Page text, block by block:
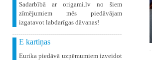
Sadarbībā ar origami.lv no šiem
zīmējumiem mēs piedāvājam
izgatavot labdarīgas dāvanas!
E kartiņas
Eurika piedāvā uzņēmumiem izveidot